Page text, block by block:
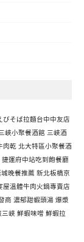
びそば拉麵台中中友店
峽小聚餐酒館 三峽酒
肉乾 北大特區小聚餐酒
捷運府中站吃到飽餐廳
晚餐推薦 新北板橋京
屋溫體牛肉火鍋專賣店
商 濃郁甜蝦頭湯 爆漿
三峽 鮮蝦味噌 鮮蝦拉